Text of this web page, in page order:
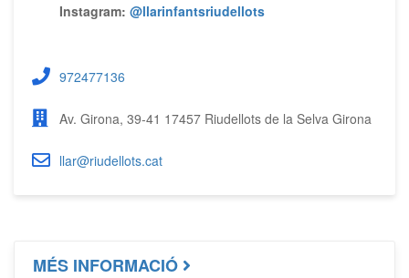
Instagram: @llarinfantsriudellots
972477136
Av. Girona, 39-41 17457 Riudellots de la Selva Girona
llar@riudellots.cat
MÉS INFORMACIÓ